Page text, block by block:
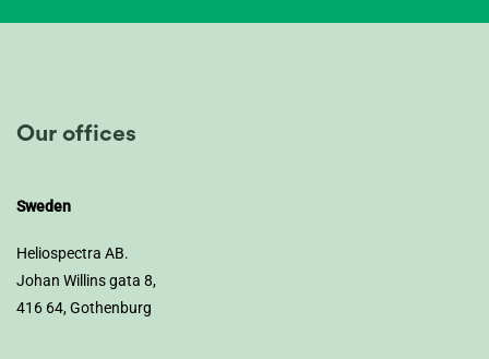
Our offices
Sweden
Heliospectra AB.
Johan Willins gata 8,
416 64, Gothenburg